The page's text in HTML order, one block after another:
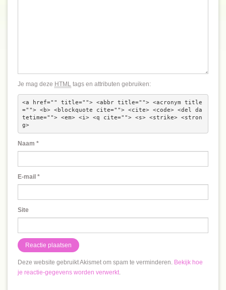
Je mag deze HTML tags en attributen gebruiken:
<a href="" title=""> <abbr title=""> <acronym title
=""> <b> <blockquote cite=""> <cite> <code> <del da
tetime=""> <em> <i> <q cite=""> <s> <strike> <stron
g>
Naam *
E-mail *
Site
Deze website gebruikt Akismet om spam te verminderen. Bekijk hoe
je reactie-gegevens worden verwerkt.